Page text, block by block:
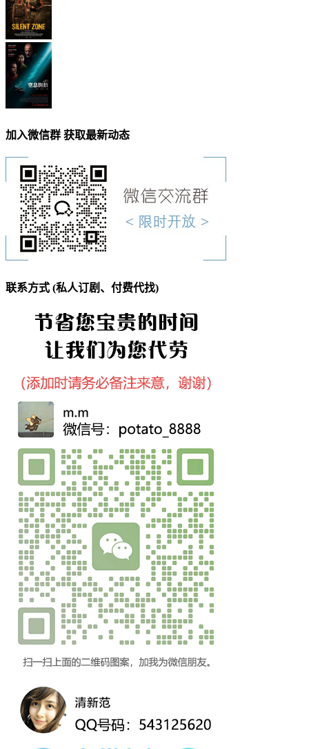
加入微信群 获取最新动态
联系方式 (私人订剧、付费代找)